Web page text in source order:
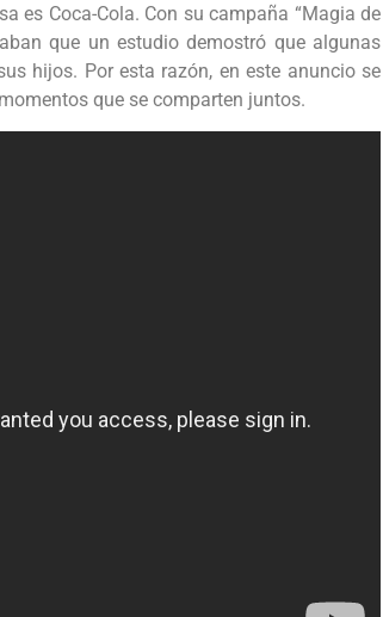
es Coca-Cola. Con su campaña “Magia de
que un estudio demostró que algunas
hijos. Por esta razón, en este anuncio se
que se comparten juntos.